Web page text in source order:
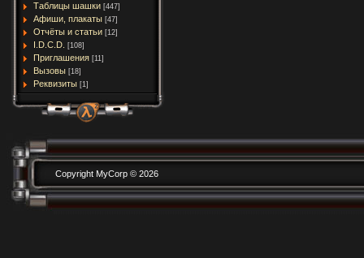
Таблицы шашки [447]
Афиши, плакаты [47]
Отчёты и статьи [12]
I.D.C.D. [108]
Приглашения [11]
Вызовы [18]
Реквизиты [1]
Copyright MyCorp © 2026